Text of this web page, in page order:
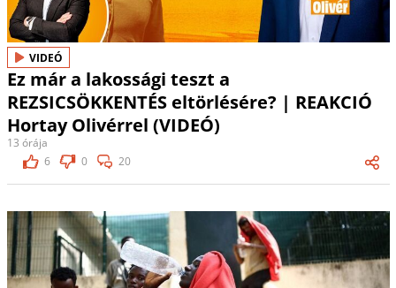
VIDEÓ
Ez már a lakossági teszt a
REZSICSÖKKENTÉS eltörlésére? | REAKCIÓ
Hortay Olivérrel (VIDEÓ)
13 órája
6
0 20